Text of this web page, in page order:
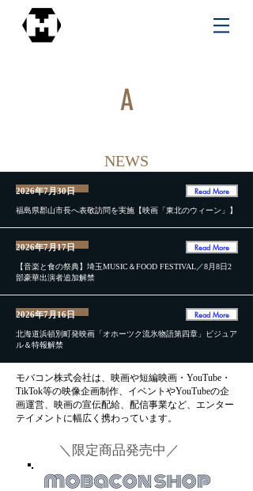
A
NEWS
2026年7月30日 Read More
福島県郡山市長へ表敬訪問を実施【映画「東北のウィーン」】
2026年7月17日 Read More
【音楽と食の祭典】埼玉MUSIC＆FOOD FESTIVAL／8月8日2
部豪華出演者追加解禁
2026年7月16日 Read More
北海道浜頓別町発映画「オホーツク流氷物語第四章」ビジュア
ル＆特報解禁
​モバコン株式会社は、映画や短編映画・YouTube・
TikTok等の映像企画制作、イベントやYouTubeの企
画運営、映画の宣伝配給、配信事業など、エンター
テイメントに幅広く携わっています。
​＼限定商品発売中／